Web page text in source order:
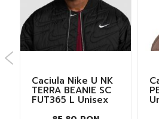
Caciula Nike U NK
TERRA BEANIE SC
FUT365 L Unisex